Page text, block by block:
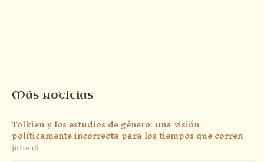
Más noticias
Tolkien y los estudios de género: una visión
políticamente incorrecta para los tiempos que corren
julio 16